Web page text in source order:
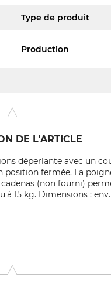
Type de produit
Production
DE L'ARTICLE
déperlante avec un
fermée. La
(non fourni)
kg. Dimensions : env.